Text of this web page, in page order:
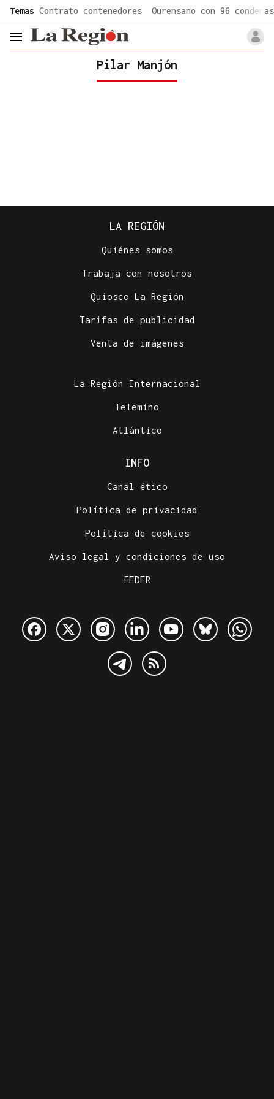
Temas Contrato contenedores Ourensano con 96 condenas
header.menu.open
Pilar Manjón
LA REGIÓN
Quiénes somos
Trabaja con nosotros
Quiosco La Región
Tarifas de publicidad
Venta de imágenes
La Región Internacional
Telemiño
Atlántico
INFO
Canal ético
Política de privacidad
Política de cookies
Aviso legal y condiciones de uso
FEDER